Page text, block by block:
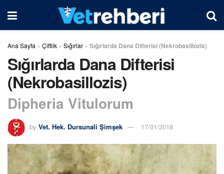
Ana Sayfa » Çiftlik » Sığırlar » Sığırlarda Dana Difterisi (Nekrobasillozis)
Sığırlarda Dana Difterisi
(Nekrobasillozis)
Dipheria Vitulorum
by Vet. Hek. Dursunali Şimşek 17/01/2018